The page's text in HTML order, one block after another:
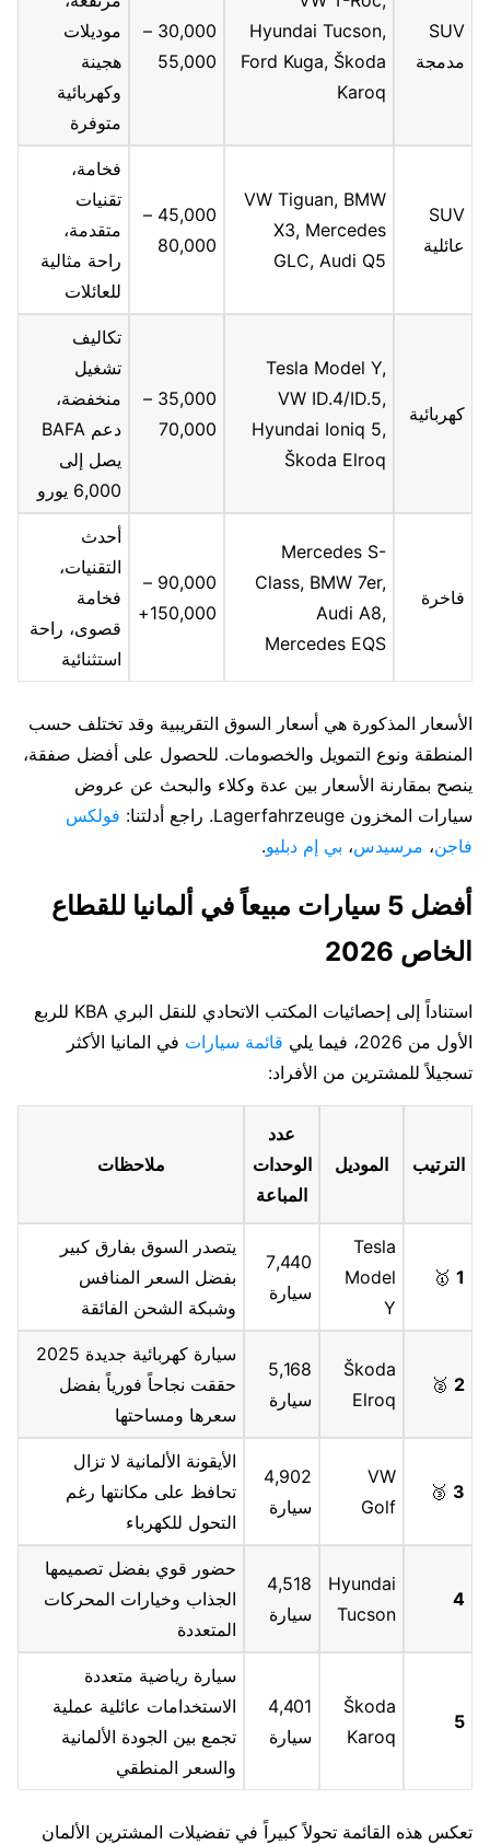
SUV
مدمجة
Hyundai Tucson,
Ford Kuga, Škoda
Karoq
30,000 –
55,000
موديلات
هجينة
وكهربائية
متوفرة
SUV
عائلية
VW Tiguan, BMW
X3, Mercedes
GLC, Audi Q5
45,000 –
80,000
فخامة،
تقنيات
متقدمة،
راحة مثالية
للعائلات
كهربائية
Tesla Model Y,
VW ID.4/ID.5,
Hyundai Ioniq 5,
Škoda Elroq
35,000 –
70,000
تكاليف
تشغيل
منخفضة،
دعم BAFA
يصل إلى
6,000 يورو
فاخرة
Mercedes S-
Class, BMW 7er,
Audi A8,
Mercedes EQS
90,000 –
150,000+
أحدث
التقنيات،
فخامة
قصوى، راحة
استثنائية
الأسعار المذكورة هي أسعار السوق التقريبية وقد تختلف حسب
المنطقة ونوع التمويل والخصومات. للحصول على أفضل صفقة،
ينصح بمقارنة الأسعار بين عدة وكلاء والبحث عن عروض
سيارات المخزون Lagerfahrzeuge. راجع أدلتنا:
فولكس
فاجن، مرسيدس، بي إم دبليو.
أفضل 5 سيارات مبيعاً في ألمانيا للقطاع
الخاص 2026
استناداً إلى إحصائيات المكتب الاتحادي للنقل البري KBA للربع
الأول من 2026، فيما يلي
قائمة سيارات في المانيا الأكثر
تسجيلاً للمشترين من الأفراد:
الترتيب الموديل
عدد
الوحدات
المباعة
ملاحظات
1
🥇
Tesla
Model
Y
7,440
سيارة
يتصدر السوق بفارق كبير
بفضل السعر المنافس
وشبكة الشحن الفائقة
2
🥈
Škoda
Elroq
5,168
سيارة
سيارة كهربائية جديدة 2025
حققت نجاحاً فورياً بفضل
سعرها ومساحتها
3
🥉
VW
Golf
4,902
سيارة
الأيقونة الألمانية لا تزال
تحافظ على مكانتها رغم
التحول للكهرباء
4
Hyundai
Tucson
4,518
سيارة
حضور قوي بفضل تصميمها
الجذاب وخيارات المحركات
المتعددة
5
Škoda
Karoq
4,401
سيارة
سيارة رياضية متعددة
الاستخدامات عائلية عملية
تجمع بين الجودة الألمانية
والسعر المنطقي
تعكس هذه القائمة تحولاً كبيراً في تفضيلات المشترين الألمان